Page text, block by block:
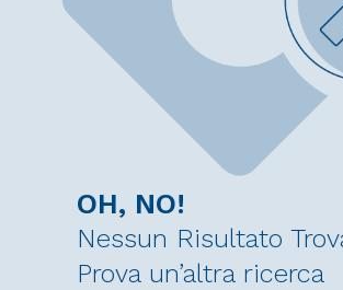
OH, NO!
Nessun Risultato
Prova un’altra ricerca